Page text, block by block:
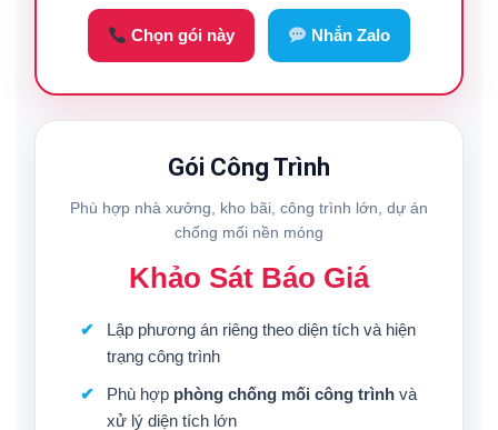
Chọn gói này Nhắn Zalo
Gói Công Trình
Phù hợp nhà xưởng, kho bãi, công trình lớn, dự án
chống mối nền móng
Khảo Sát Báo Giá
Lập phương án riêng theo diện tích và hiện
trạng công trình
Phù hợp phòng chống mối công trìnhvà
xử lý diện tích lớn